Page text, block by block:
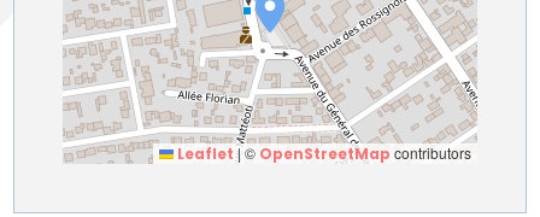
Leaflet |© OpenStreetMap contributors